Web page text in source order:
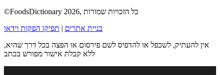
©FoodsDictionary 2026, כל הזכויות שמורות
בניית אתרים
תפיקו הפקות וידאו
אין להעתיק, לשכפל או להדפיס לשם פירסום או הפצה בכל דרך שהיא,
ללא קבלת אישור מפורש בכתב